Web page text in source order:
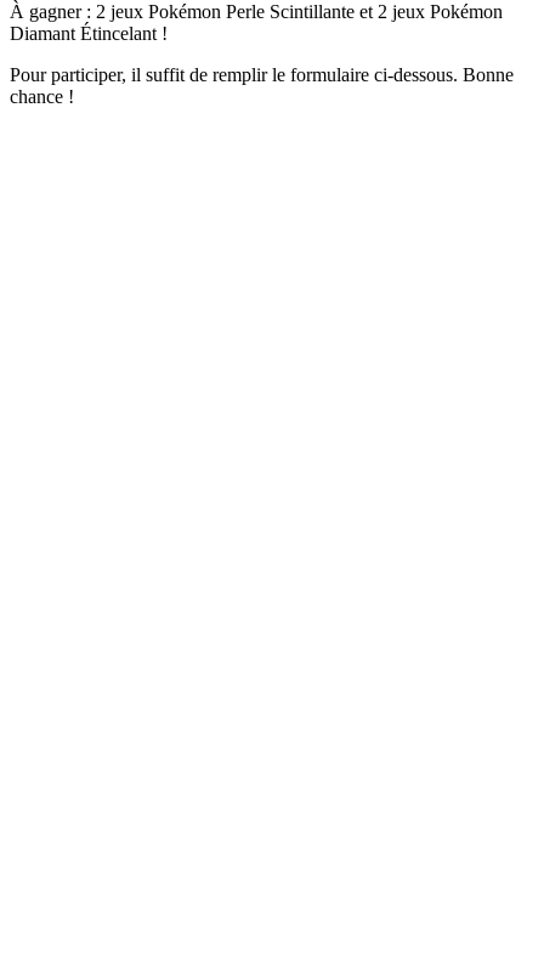
À gagner : 2 jeux Pokémon Perle Scintillante et 2 jeux Pokémon
Diamant Étincelant !
Pour participer, il suffit de remplir le formulaire ci-dessous. Bonne
chance !